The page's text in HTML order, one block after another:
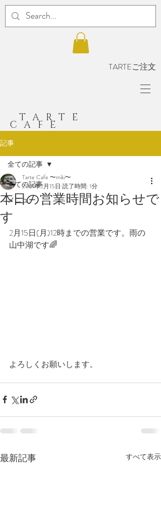
TARTEご注文
TARTE
CAFE
記事
全ての記事
メニュー
全ての記事
本日の営業時間お知らせで
す
Tarte Cafe 〜miki〜
2021年2月15日 読了時間: 1分
2月15日(月)12時までの営業です。雨の
山中湖です🌈
よろしくお願いします。
最新記事 すべて表示